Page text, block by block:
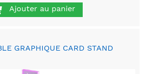
Ajouter au panier
GRAPHIQUE CARD STAND